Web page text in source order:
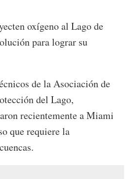
oxígeno al Lago de
para lograr su
de la Asociación de
del Lago,
recientemente a Miami
que requiere la